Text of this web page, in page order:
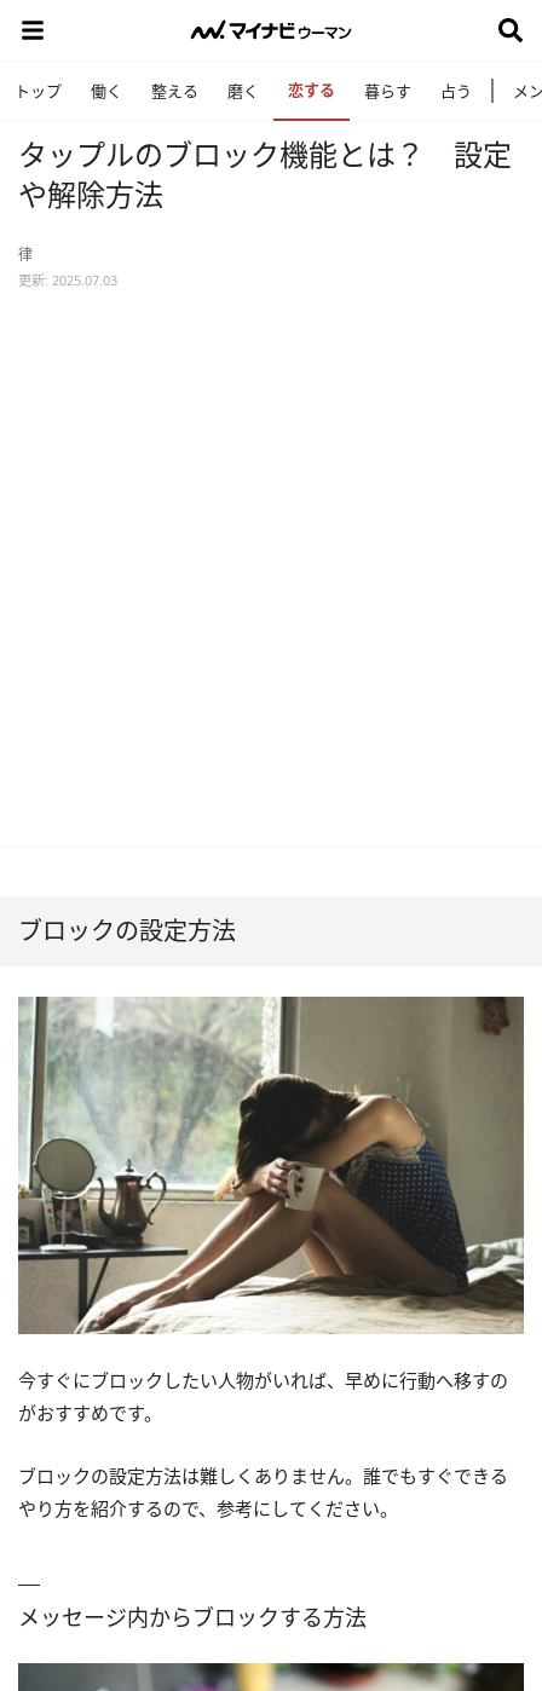
トップ 働く 整える 磨く 恋する 暮らす 占う メ
タップルのブロック機能とは？ 設定
や解除方法
律
更新: 2025.07.03
ブロックの設定方法
今すぐにブロックしたい人物がいれば、早めに行動へ移すの
がおすすめです。
ブロックの設定方法は難しくありません。誰でもすぐできる
やり方を紹介するので、参考にしてください。
メッセージ内からブロックする方法